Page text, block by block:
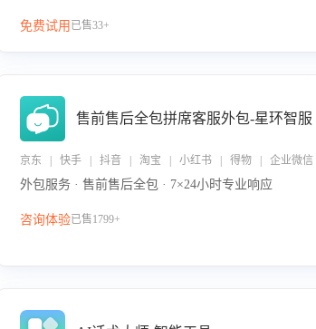
免费试用 已售33+
售前售后全包拼席客服外包-星环智服
外包服务 · 售前售后全包 · 7×24小时专业响应
咨询体验已售1799+